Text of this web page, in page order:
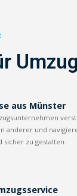
aus Münster
anderer und
zu gestalten.